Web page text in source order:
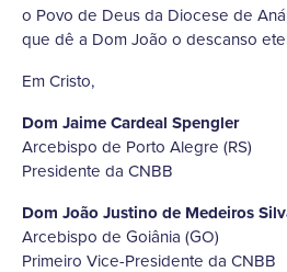
o Povo de Deus da Diocese de
que dê a Dom João o descanso
Em Cristo,
Dom Jaime Cardeal Spengler
Arcebispo de Porto Alegre (RS)
Presidente da CNBB
Dom João Justino de Medeiros
Arcebispo de Goiânia (GO)
Primeiro Vice-Presidente da CNBB